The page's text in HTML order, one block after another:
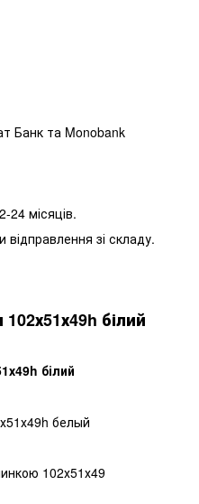
Банк та Monobank
24 місяців.
відправлення зі складу.
білий
білий